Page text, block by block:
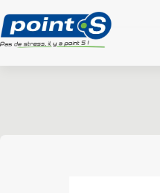
au
contenu